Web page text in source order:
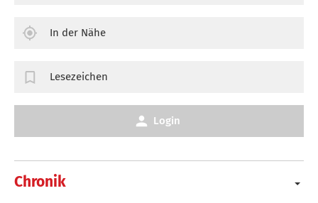
Chronik
In der Nähe
Lesezeichen
Login